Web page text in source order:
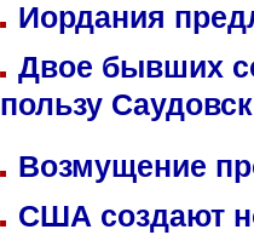
Иордания
Двое бывших
пользу
Возмущение
США создают